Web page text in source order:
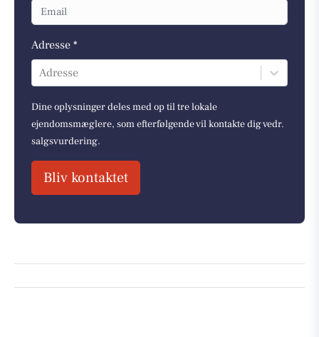
Adresse *
Adresse
Dine oplysninger deles med op til tre lokale
ejendomsmæglere, som efterfølgende vil kontakte dig vedr.
salgsvurdering.
Bliv kontaktet